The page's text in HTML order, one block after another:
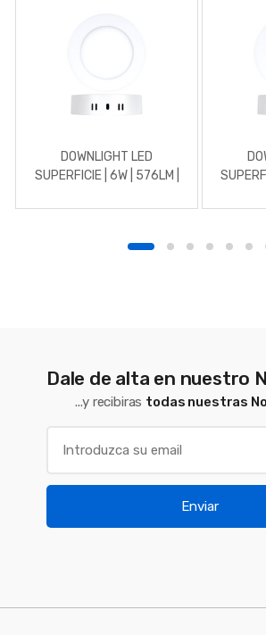
DOWNLIGHT LED
SUPERFICIE | 6W | 576LM |
BLANCO
Dale de alta en nuestro
...y recibiras todas nuestras
Enviar